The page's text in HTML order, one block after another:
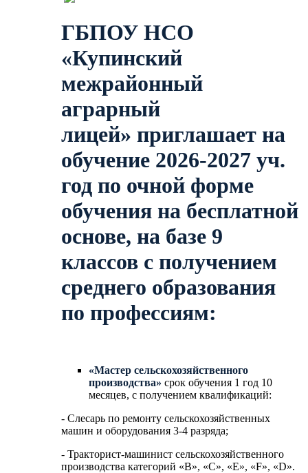
ГБПОУ НСО
«Купинский
межрайонный
аграрный
лицей» приглашает на
обучение 2026-2027 уч.
год по очной форме
обучения на бесплатной
основе, на базе 9
классов с получением
среднего образования
по профессиям:
«Мастер сельскохозяйственного
производства» срок обучения 1 год 10
месяцев, с получением квалификаций:
- Слесарь по ремонту сельскохозяйственных
машин и оборудования 3-4 разряда;
- Тракторист-машинист сельскохозяйственного
производства категорий «В», «С», «Е», «F», «D».